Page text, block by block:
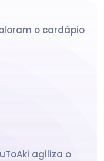
o cardápio
agiliza o